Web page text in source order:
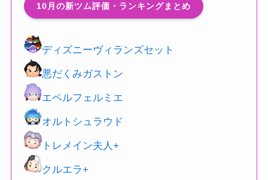
10月の新ツム評価・ランキングまとめ
ディズニーヴィランズセット
悪だくみガストン
エペルフェルミエ
オルトシュラウド
トレメイン夫人+
クルエラ+